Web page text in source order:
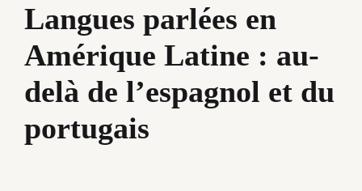
Langues parlées en
Amérique Latine : au-
delà de l’espagnol et du
portugais